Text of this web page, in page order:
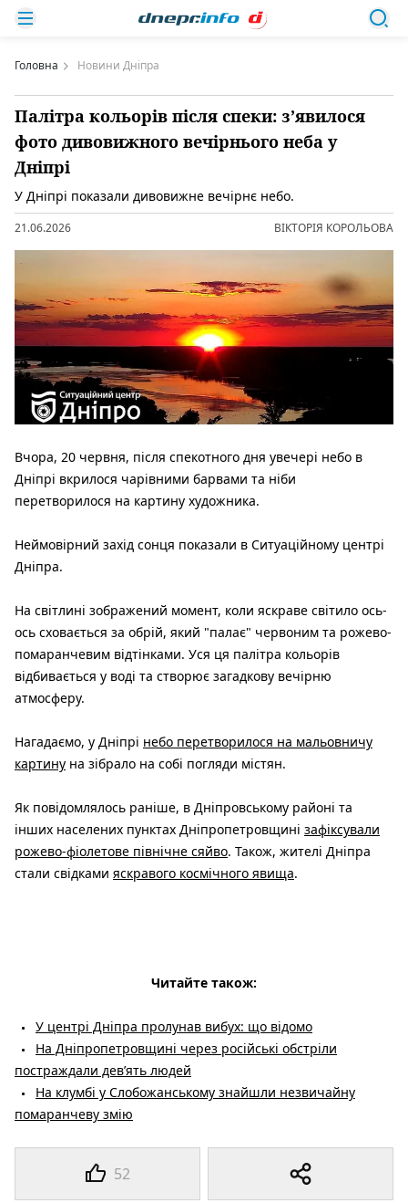
Головна Новини Дніпра
Палітра кольорів після спеки: з’явилося
фото дивовижного вечірнього неба у
Дніпрі
У Дніпрі показали дивовижне вечірнє небо.
21.06.2026 ВІКТОРІЯ КОРОЛЬОВА
52
Вчора, 20 червня, після спекотного дня увечері небо в
Дніпрі вкрилося чарівними барвами та ніби
перетворилося на картину художника.
Неймовірний захід сонця показали в Ситуаційному центрі
Дніпра.
На світлині зображений момент, коли яскраве світило ось-
ось сховається за обрій, який "палає" червоним та рожево-
помаранчевим відтінками. Уся ця палітра кольорів
відбивається у воді та створює загадкову вечірню
атмосферу.
Нагадаємо, у Дніпрі небо перетворилося на мальовничу
картину на зібрало на собі погляди містян.
Як повідомлялось раніше, в Дніпровському районі та
інших населених пунктах Дніпропетровщині зафіксували
рожево-фіолетове північне сяйво. Також, жителі Дніпра
стали свідками яскравого космічного явища.
Читайте також:
У центрі Дніпра пролунав вибух: що відомо
На Дніпропетровщині через російські обстріли
постраждали дев’ять людей
На клумбі у Слобожанському знайшли незвичайну
помаранчеву змію